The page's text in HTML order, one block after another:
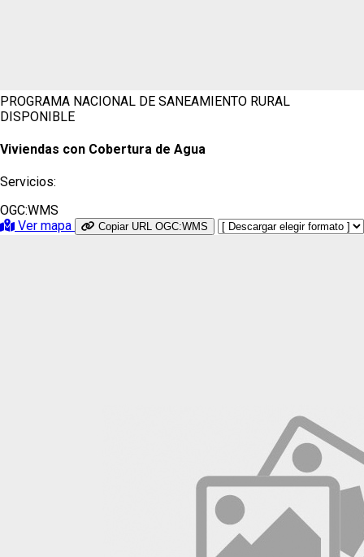
PROGRAMA NACIONAL DE SANEAMIENTO RURAL
DISPONIBLE
Viviendas con Cobertura de Agua
Servicios:
OGC:WMS
Ver mapa
Copiar URL OGC:WMS